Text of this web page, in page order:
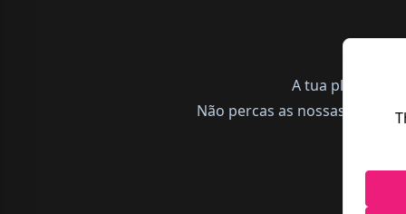
A tua
Não percas as nossas